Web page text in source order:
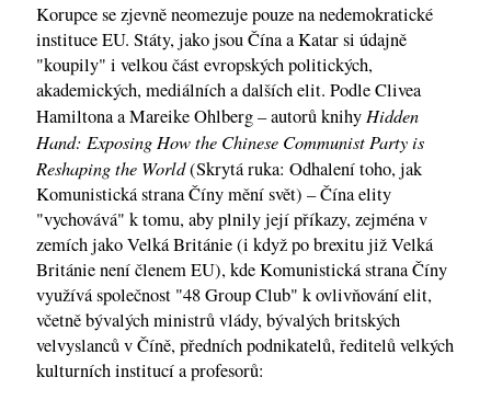
Korupce se zjevně neomezuje pouze na nedemokratické
instituce EU. Státy, jako jsou Čína a Katar si údajně
"koupily" i velkou část evropských politických,
akademických, mediálních a dalších elit. Podle Clivea
Hamiltona a Mareike Ohlberg – autorů knihy Hidden
Hand: Exposing How the Chinese Communist Party is
Reshaping the World(Skrytá ruka: Odhalení toho, jak
Komunistická strana Číny mění svět) – Čína elity
"vychovává" k tomu, aby plnily její příkazy, zejména v
zemích jako Velká Británie (i když po brexitu již Velká
Británie není členem EU), kde Komunistická strana Číny
využívá společnost "48 Group Club" k ovlivňování elit,
včetně bývalých ministrů vlády, bývalých britských
velvyslanců v Číně, předních podnikatelů, ředitelů velkých
kulturních institucí a profesorů: